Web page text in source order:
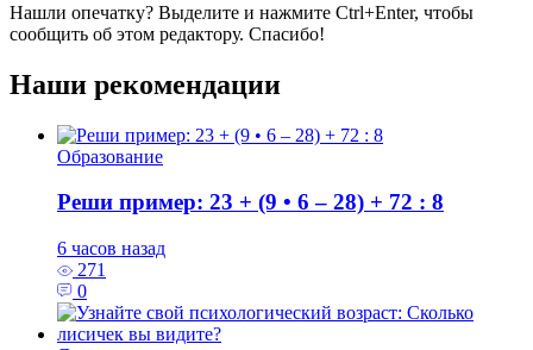
Нашли опечатку? Выделите и нажмите Ctrl+Enter, чтобы
сообщить об этом редактору. Спасибо!
Наши рекомендации
Образование
Реши пример: 23 + (9 • 6 – 28) + 72 : 8
6 часов назад
271
0